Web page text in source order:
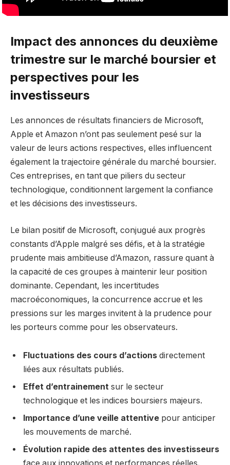
Impact des annonces du deuxième
trimestre sur le marché boursier et
perspectives pour les
investisseurs
Les annonces de résultats financiers de Microsoft,
Apple et Amazon n’ont pas seulement pesé sur la
valeur de leurs actions respectives, elles influencent
également la trajectoire générale du marché boursier.
Ces entreprises, en tant que piliers du secteur
technologique, conditionnent largement la confiance
et les décisions des investisseurs.
Le bilan positif de Microsoft, conjugué aux progrès
constants d’Apple malgré ses défis, et à la stratégie
prudente mais ambitieuse d’Amazon, rassure quant à
la capacité de ces groupes à maintenir leur position
dominante. Cependant, les incertitudes
macroéconomiques, la concurrence accrue et les
pressions sur les marges invitent à la prudence pour
les porteurs comme pour les observateurs.
Fluctuations des cours d’actions directement
liées aux résultats publiés.
Effet d’entrainement sur le secteur
technologique et les indices boursiers majeurs.
Importance d’une veille attentive pour anticiper
les mouvements de marché.
Évolution rapide des attentes des investisseurs